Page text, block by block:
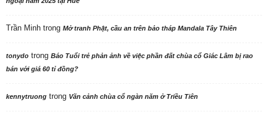
Trần Minh trong Mở tranh Phật, cầu an trên bảo tháp Mandala Tây Thiên
tonydo trong Báo Tuổi trẻ phản ảnh về việc phần đất chùa cổ Giác Lâm bị rao
bán với giá 60 tỉ đồng?
kennytruong trong Vãn cảnh chùa cổ ngàn năm ở Triều Tiên